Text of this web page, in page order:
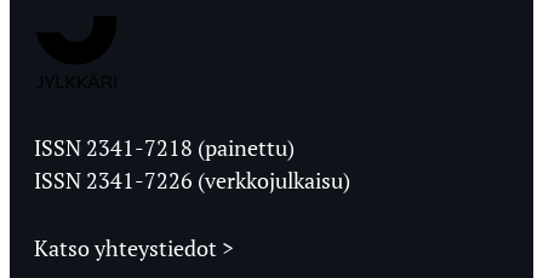
Ylioppilaslehti
ISSN 2341-7218 (painettu)
ISSN 2341-7226 (verkkojulkaisu)
Katso yhteystiedot >